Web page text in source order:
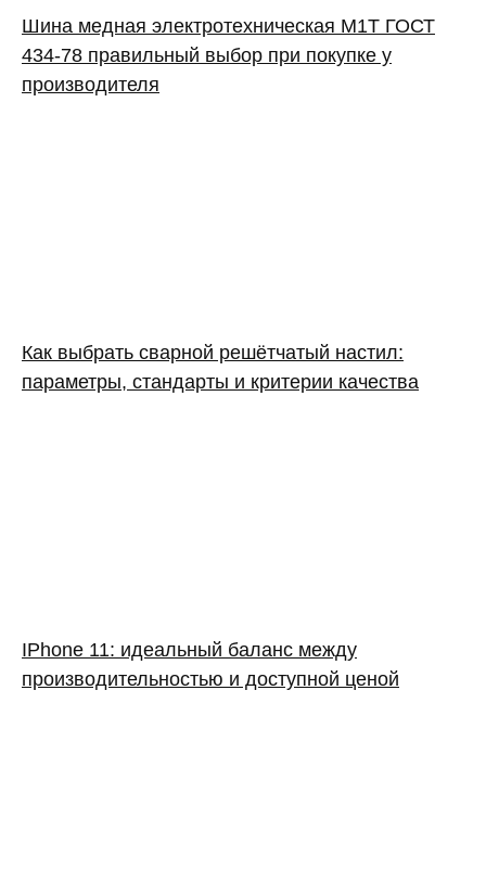
Шина медная электротехническая М1Т ГОСТ
434-78 правильный выбор при покупке у
производителя
Как выбрать сварной решётчатый настил:
параметры, стандарты и критерии качества
IPhone 11: идеальный баланс между
производительностью и доступной ценой